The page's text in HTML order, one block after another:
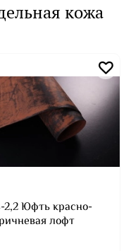
кожа
2,2 Юфть красно-
лофт